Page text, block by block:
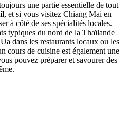
une partie essentielle de tout
, et si vous visitez Chiang Mai en
à côté de ses spécialités locales.
typiques du nord de la Thaïlande
dans les restaurants locaux ou les
cours de cuisine est également une
pouvez préparer et savourer des